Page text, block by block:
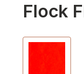
Flock